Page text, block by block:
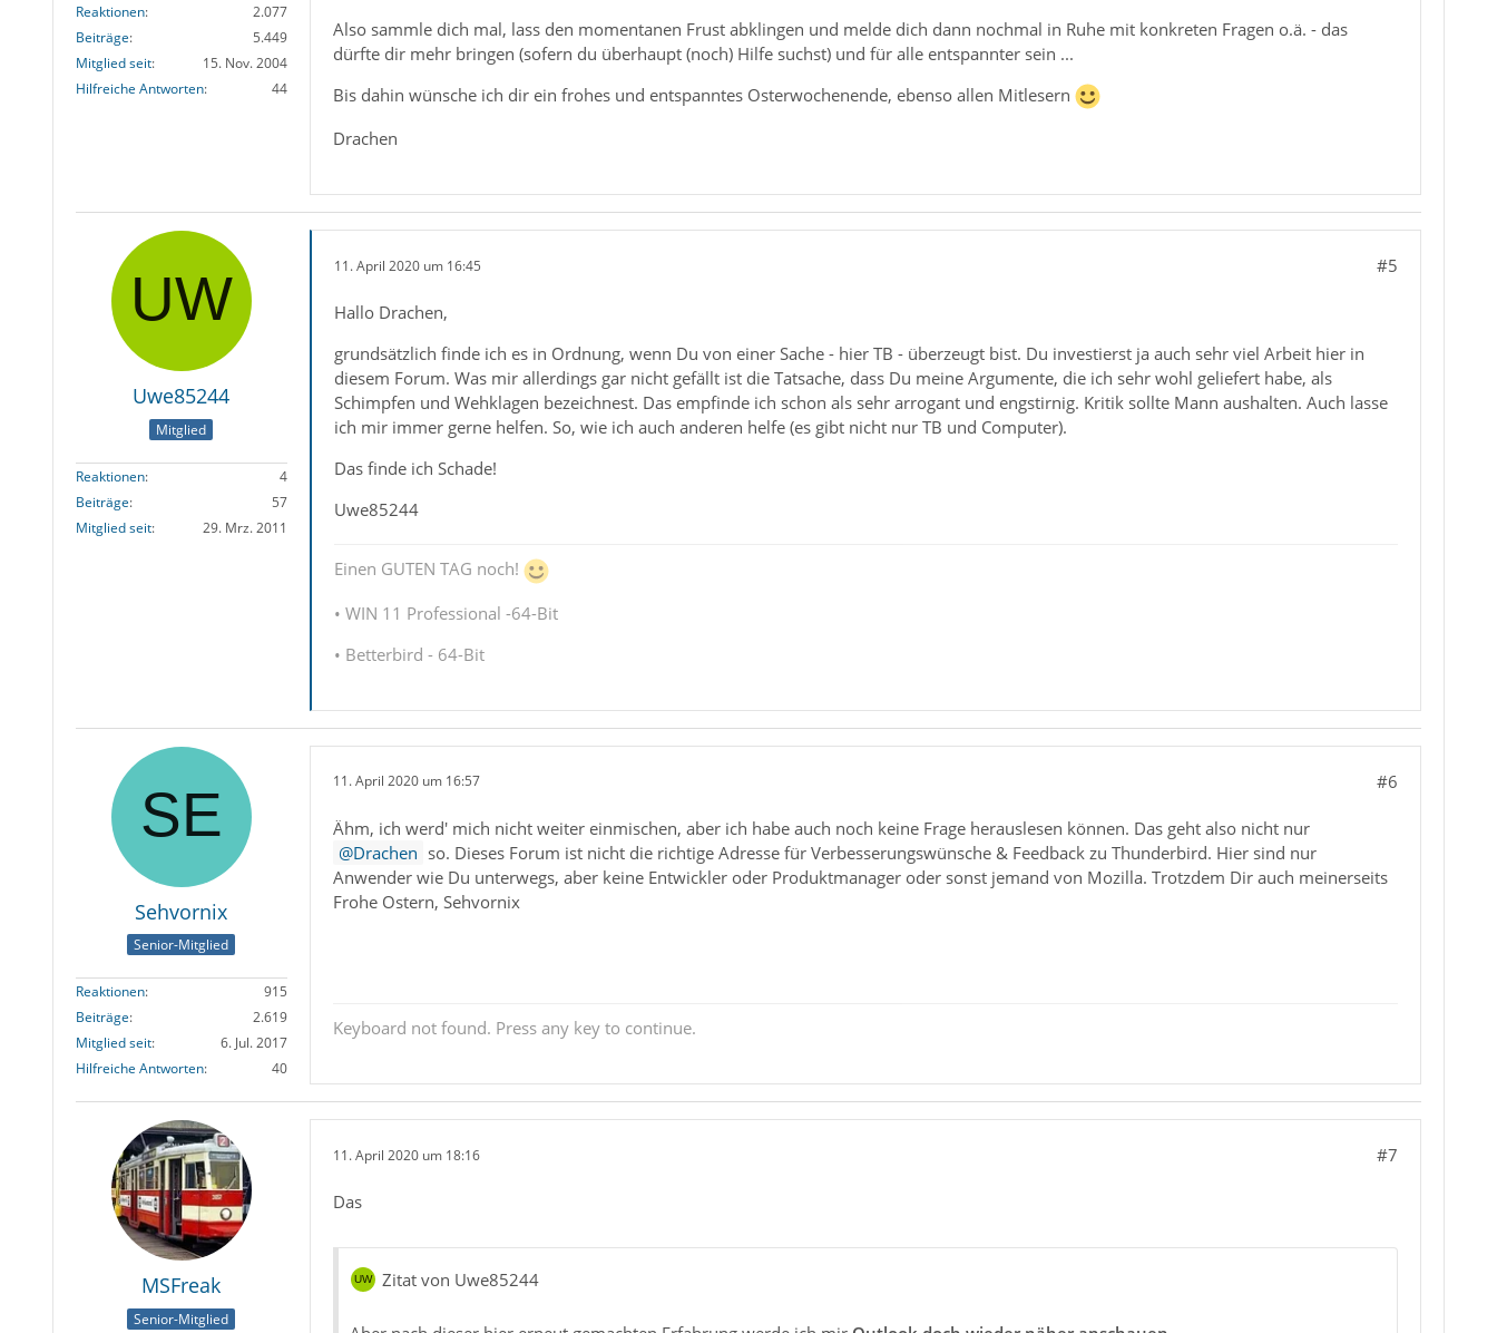
Reaktionen
2.077
Beiträge
5.449
Mitglied seit
15. Nov. 2004
Hilfreiche Antworten
44
Also sammle dich mal, lass den momentanen Frust abklingen und melde dich dann nochmal in Ruhe mit konkreten Fragen o.ä. - das
dürfte dir mehr bringen (sofern du überhaupt (noch) Hilfe suchst) und für alle entspannter sein ...
Bis dahin wünsche ich dir ein frohes und entspanntes Osterwochenende, ebenso allen Mitlesern
Drachen
Uwe85244
Mitglied
Reaktionen
4
Beiträge
57
Mitglied seit
29. Mrz. 2011
11. April 2020 um 16:45 #5
Hallo Drachen,
grundsätzlich finde ich es in Ordnung, wenn Du von einer Sache - hier TB - überzeugt bist. Du investierst ja auch sehr viel Arbeit hier in
diesem Forum. Was mir allerdings gar nicht gefällt ist die Tatsache, dass Du meine Argumente, die ich sehr wohl geliefert habe, als
Schimpfen und Wehklagen bezeichnest. Das empfinde ich schon als sehr arrogant und engstirnig. Kritik sollte Mann aushalten. Auch lasse
ich mir immer gerne helfen. So, wie ich auch anderen helfe (es gibt nicht nur TB und Computer).
Das finde ich Schade!
Uwe85244
Einen GUTEN TAG noch!
• WIN 11 Professional -64-Bit
• Betterbird - 64-Bit
Sehvornix
Senior-Mitglied
Reaktionen
915
Beiträge
2.619
Mitglied seit
6. Jul. 2017
Hilfreiche Antworten
40
11. April 2020 um 16:57 #6
Ähm, ich werd' mich nicht weiter einmischen, aber ich habe auch noch keine Frage herauslesen können. Das geht also nicht nur
Drachen so. Dieses Forum ist nicht die richtige Adresse für Verbesserungswünsche & Feedback zu Thunderbird. Hier sind nur
Anwender wie Du unterwegs, aber keine Entwickler oder Produktmanager oder sonst jemand von Mozilla. Trotzdem Dir auch meinerseits
Frohe Ostern, Sehvornix
Keyboard not found. Press any key to continue.
MSFreak
Senior-Mitglied
11. April 2020 um 18:16 #7
Das
Zitat von Uwe85244